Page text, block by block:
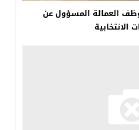
العمالة المسؤول عن
الانتخابية